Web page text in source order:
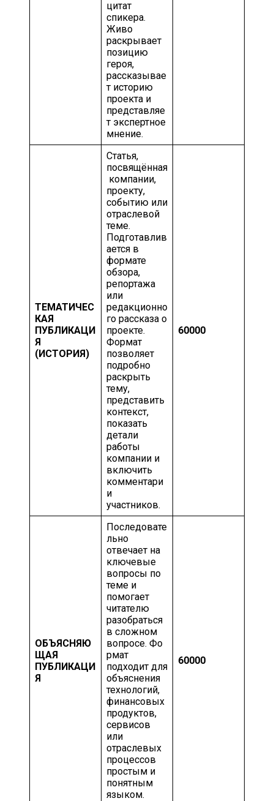
цитат
спикера.
Живо
раскрывает
позицию
героя,
рассказывае
т историю
проекта и
представляе
т экспертное
мнение.
ТЕМАТИЧЕС
КАЯ
ПУБЛИКАЦИ
Я
(ИСТОРИЯ)
Статья,
посвящённая
компании,
проекту,
событию или
отраслевой
теме.
Подготавлив
ается в
формате
обзора,
репортажа
или
редакционно
го рассказа о
проекте.
Формат
позволяет
подробно
раскрыть
тему,
представить
контекст,
показать
детали
работы
компании и
включить
комментари
и
участников.
60000
ОБЪЯСНЯЮ
ЩАЯ
ПУБЛИКАЦИ
Я
Последовате
льно
отвечает на
ключевые
вопросы по
теме и
помогает
читателю
разобраться
в сложном
вопросе. Фо
рмат
подходит для
объяснения
технологий,
финансовых
продуктов,
сервисов
или
отраслевых
процессов
простым и
понятным
языком.
60000